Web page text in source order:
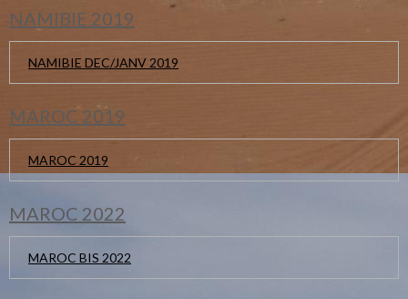
NAMIBIE 2019
NAMIBIE DEC/JANV 2019
MAROC 2019
MAROC 2019
MAROC 2022
MAROC BIS 2022